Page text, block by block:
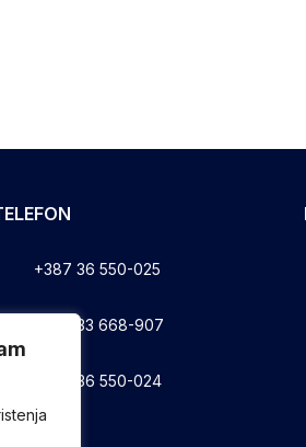
+387 36 550-025
+387 33 668-907
+387 36 550-024